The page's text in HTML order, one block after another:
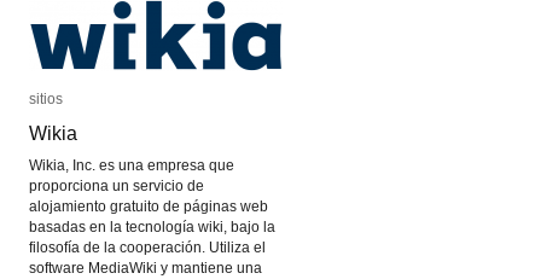
sitios
Wikia
Wikia, Inc. es una empresa que
proporciona un servicio de
alojamiento gratuito de páginas web
basadas en la tecnología wiki, bajo la
filosofía de la cooperación. Utiliza el
software MediaWiki y mantiene una
sitios
Wikia